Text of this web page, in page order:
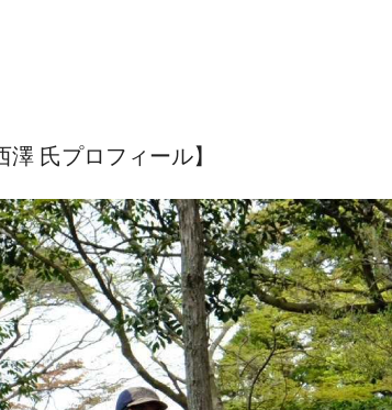
澤 氏プロフィール】